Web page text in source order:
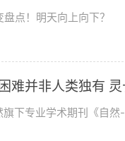
点！明天向上向下？
难并非人类独有
旗下专业学术期刊《自